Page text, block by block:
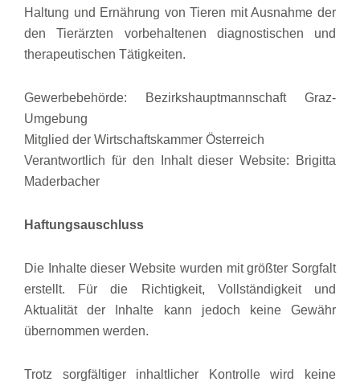
Haltung und Ernährung von Tieren mit Ausnahme der
den Tierärzten vorbehaltenen diagnostischen und
therapeutischen Tätigkeiten.
Gewerbebehörde: Bezirkshauptmannschaft Graz-
Umgebung
Mitglied der Wirtschaftskammer Österreich
Verantwortlich für den Inhalt dieser Website: Brigitta
Maderbacher
Haftungsauschluss
Die Inhalte dieser Website wurden mit größter Sorgfalt
erstellt. Für die Richtigkeit, Vollständigkeit und
Aktualität der Inhalte kann jedoch keine Gewähr
übernommen werden.
Trotz sorgfältiger inhaltlicher Kontrolle wird keine